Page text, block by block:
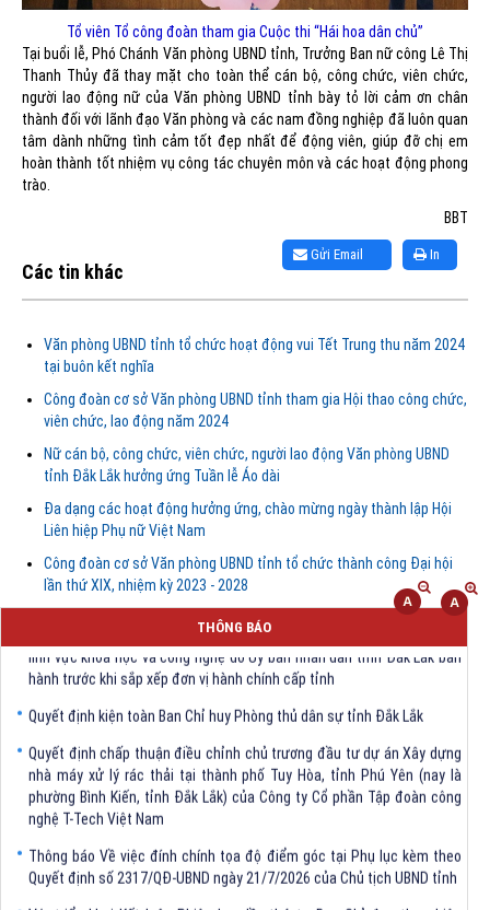
Tổ viên Tổ công đoàn tham gia Cuộc thi “Hái hoa dân chủ”
Tại buổi lễ, Phó Chánh Văn phòng UBND tỉnh, Trưởng Ban nữ công Lê Thị
Thanh Thủy đã thay mặt cho toàn thể cán bộ, công chức, viên chức,
người lao động nữ của Văn phòng UBND tỉnh bày tỏ lời cảm ơn chân
thành đối với lãnh đạo Văn phòng và các nam đồng nghiệp đã luôn quan
tâm dành những tình cảm tốt đẹp nhất để động viên, giúp đỡ chị em
hoàn thành tốt nhiệm vụ công tác chuyên môn và các hoạt động phong
trào.
BBT
In
Gửi Email
Các tin khác
Văn phòng UBND tỉnh tổ chức hoạt động vui Tết Trung thu năm 2024
tại buôn kết nghĩa
Công đoàn cơ sở Văn phòng UBND tỉnh tham gia Hội thao công chức,
viên chức, lao động năm 2024
Nữ cán bộ, công chức, viên chức, người lao động Văn phòng UBND
tỉnh Đắk Lắk hưởng ứng Tuần lễ Áo dài
Đa dạng các hoạt động hưởng ứng, chào mừng ngày thành lập Hội
Liên hiệp Phụ nữ Việt Nam
Công đoàn cơ sở Văn phòng UBND tỉnh tổ chức thành công Đại hội
lần thứ XIX, nhiệm kỳ 2023 - 2028
THÔNG BÁO
Quyết định Về việc bãi bỏ một số văn bảng quy phạm pháp luật trong
lĩnh vực khoa học và công nghệ do Ủy ban nhân dân tỉnh Đắk Lắk ban
hành trước khi sắp xếp đơn vị hành chính cấp tỉnh
nhà máy xử lý rác thải tại thành phố Tuy Hòa, tỉnh Phú Yên (nay là
phường Bình Kiến, tỉnh Đắk Lắk) của Công ty Cổ phần Tập đoàn công
nghệ T-Tech Việt Nam
Quyết định số 2317/QĐ-UBND ngày 21/7/2026 của Chủ tịch UBND tỉnh